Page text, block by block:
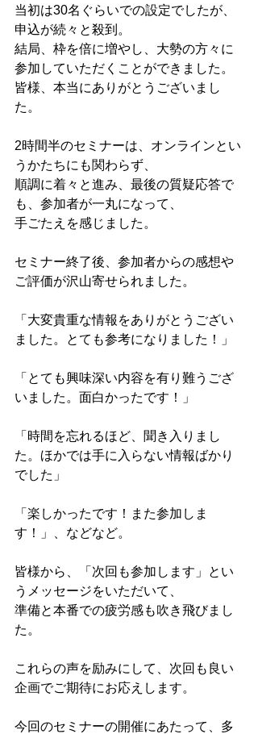
当初は30名ぐらいでの設定でしたが、
申込が続々と殺到。
結局、枠を倍に増やし、大勢の方々に
参加していただくことができました。
皆様、本当にありがとうございまし
た。
2時間半のセミナーは、オンラインとい
うかたちにも関わらず、
順調に着々と進み、最後の質疑応答で
も、参加者が一丸になって、
手ごたえを感じました。
セミナー終了後、参加者からの感想や
ご評価が沢山寄せられました。
「大変貴重な情報をありがとうござい
ました。とても参考になりました！」
「とても興味深い内容を有り難うござ
いました。面白かったです！」
「時間を忘れるほど、聞き入りまし
た。ほかでは手に入らない情報ばかり
でした」
「楽しかったです！また参加しま
す！」、などなど。
皆様から、「次回も参加します」とい
うメッセージをいただいて、
準備と本番での疲労感も吹き飛びまし
た。
これらの声を励みにして、次回も良い
企画でご期待にお応えします。
今回のセミナーの開催にあたって、多